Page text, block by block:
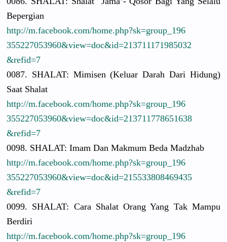
Bepergian
http://m.facebook.com/home.php?sk=group_196
355227053960&view=doc&id=213711171985032
&refid=7
0087. SHALAT: Mimisen (Keluar Darah Dari Hidung)
Saat Shalat
http://m.facebook.com/home.php?sk=group_196
355227053960&view=doc&id=213711778651638
&refid=7
0098. SHALAT: Imam Dan Makmum Beda Madzhab
http://m.facebook.com/home.php?sk=group_196
355227053960&view=doc&id=215533808469435
&refid=7
0099. SHALAT: Cara Shalat Orang Yang Tak Mampu
Berdiri
http://m.facebook.com/home.php?sk=group_196